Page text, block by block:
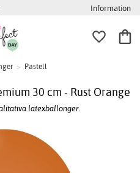
Information
> Pastell
30 cm - Rust Orange
latexballonger.